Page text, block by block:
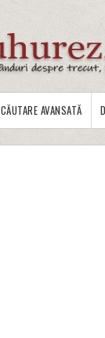
CĂUTARE AVANSATĂ